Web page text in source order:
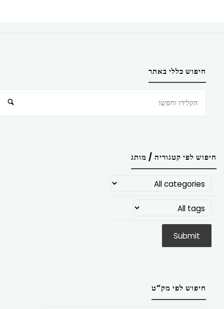
חיפוש כללי באתר
חיפוש לפי קטגוריה / מותג
חיפוש לפי מק”ט